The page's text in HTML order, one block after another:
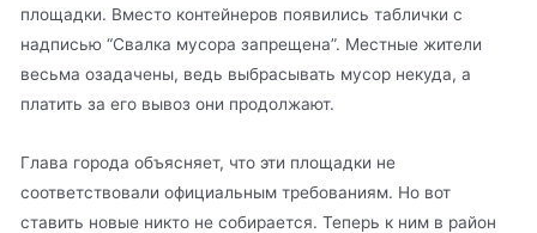
площадки. Вместо контейнеров появились таблички с
надписью “Свалка мусора запрещена”. Местные жители
весьма озадачены, ведь выбрасывать мусор некуда, а
платить за его вывоз они продолжают.
Глава города объясняет, что эти площадки не
соответствовали официальным требованиям. Но вот
ставить новые никто не собирается. Теперь к ним в район